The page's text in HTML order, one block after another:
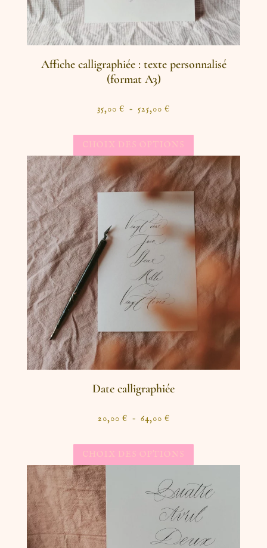
Affiche calligraphiée : texte personnalisé
(format A3)
35,00 € – 525,00 €
CHOIX DES OPTIONS
Date calligraphiée
20,00 € – 64,00 €
CHOIX DES OPTIONS